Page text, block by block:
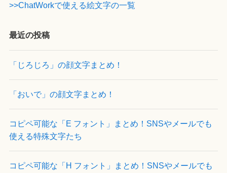
>>ChatWorkで使える絵文字の一覧
最近の投稿
「じろじろ」の顔文字まとめ！
「おいで」の顔文字まとめ！
コピペ可能な「E フォント」まとめ！SNSやメールでも
使える特殊文字たち
コピペ可能な「H フォント」まとめ！SNSやメールでも